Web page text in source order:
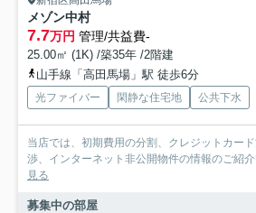
メゾン中村
7.7万円 管理/共益費-
25.00㎡ (1K) /築35年 /2階建
山手線「高田馬場」駅 徒歩6分
光ファイバー 閑静な住宅地 公共下水
当店では、初期費用の分割、クレジットカー
渉、インターネット非公開物件の情報のご紹介
見る
募集中の部屋